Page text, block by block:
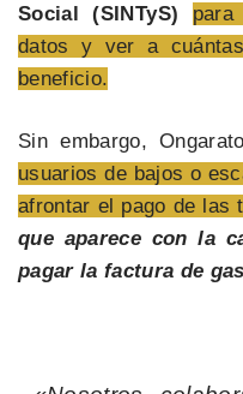
Social (SINTyS)
datos y ver a
beneficio.
Sin embargo,
usuarios de bajos o
afrontar el pago de las
que aparece con la
pagar la factura de